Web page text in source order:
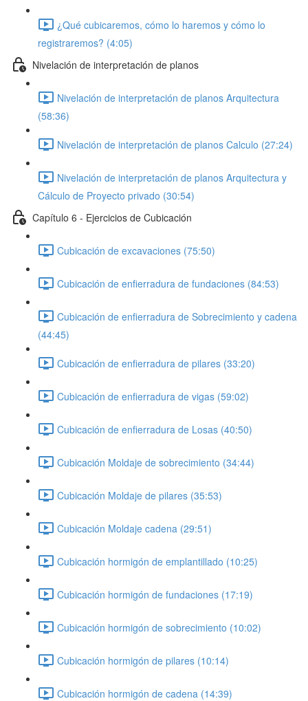
¿Qué cubicaremos, cómo lo haremos y cómo lo
registraremos? (4:05)
Nivelación de interpretación de planos
Nivelación de interpretación de planos Arquitectura
(58:36)
Nivelación de interpretación de planos Calculo (27:24)
Nivelación de interpretación de planos Arquitectura y
Cálculo de Proyecto privado (30:54)
Capítulo 6 - Ejercicios de Cubicación
Cubicación de excavaciones (75:50)
Cubicación de enfierradura de fundaciones (84:53)
Cubicación de enfierradura de Sobrecimiento y cadena
(44:45)
Cubicación de enfierradura de pilares (33:20)
Cubicación de enfierradura de vigas (59:02)
Cubicación de enfierradura de Losas (40:50)
Cubicación Moldaje de sobrecimiento (34:44)
Cubicación Moldaje de pilares (35:53)
Cubicación Moldaje cadena (29:51)
Cubicación hormigón de emplantillado (10:25)
Cubicación hormigón de fundaciones (17:19)
Cubicación hormigón de sobrecimiento (10:02)
Cubicación hormigón de pilares (10:14)
Cubicación hormigón de cadena (14:39)